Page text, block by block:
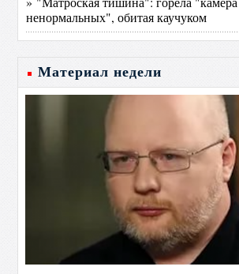
ненормальных", обитая каучуком
Материал недели